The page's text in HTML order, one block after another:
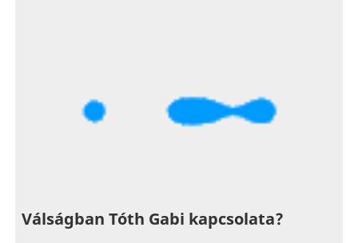
Válságban Tóth Gabi kapcsolata?